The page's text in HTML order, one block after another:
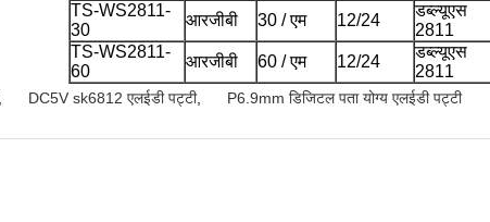
TS-WS2811-
30
आरजीबी 30 / एम 12/24
डब्ल्यूएस
2811
TS-WS2811-
60
आरजीबी 60 / एम 12/24
डब्ल्यूएस
2811
DC5V sk6812 एलईडी पट्टी, P6.9mm डिजिटल पता योग्य एलईडी पट्टी